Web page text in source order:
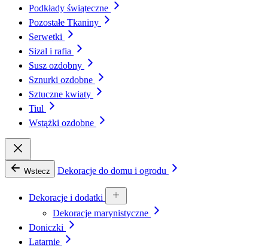
Podkłady świąteczne
Pozostałe Tkaniny
Serwetki
Sizal i rafia
Susz ozdobny
Sznurki ozdobne
Sztuczne kwiaty
Tiul
Wstążki ozdobne
Wstecz Dekoracje do domu i ogrodu
Dekoracje i dodatki
Dekoracje marynistyczne
Doniczki
Latarnie